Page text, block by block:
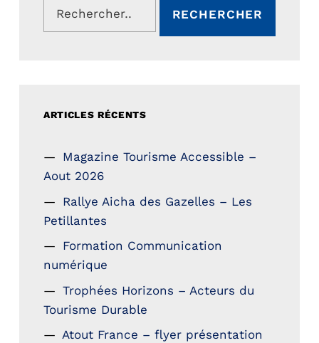
ARTICLES RÉCENTS
Magazine Tourisme Accessible –
Aout 2026
Rallye Aicha des Gazelles – Les
Petillantes
Formation Communication
numérique
Trophées Horizons – Acteurs du
Tourisme Durable
Atout France – flyer présentation